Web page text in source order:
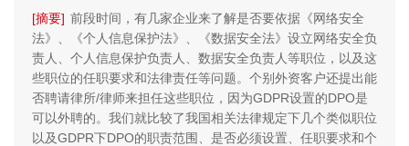
[摘要] 前段时间，有几家企业来了解是否要依据《网络安全
法》、《个人信息保护法》、《数据安全法》设立网络安全负
责人、个人信息保护负责人、数据安全负责人等职位，以及这
些职位的任职要求和法律责任等问题。个别外资客户还提出能
否聘请律所/律师来担任这些职位，因为GDPR设置的DPO是
可以外聘的。我们就比较了我国相关法律规定下几个类似职位
以及GDPR下DPO的职责范围、是否必须设置、任职要求和个